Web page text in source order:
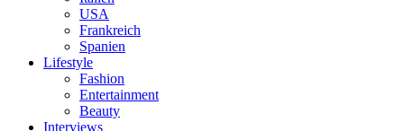
USA
Frankreich
Spanien
Lifestyle
Fashion
Entertainment
Beauty
Interviews